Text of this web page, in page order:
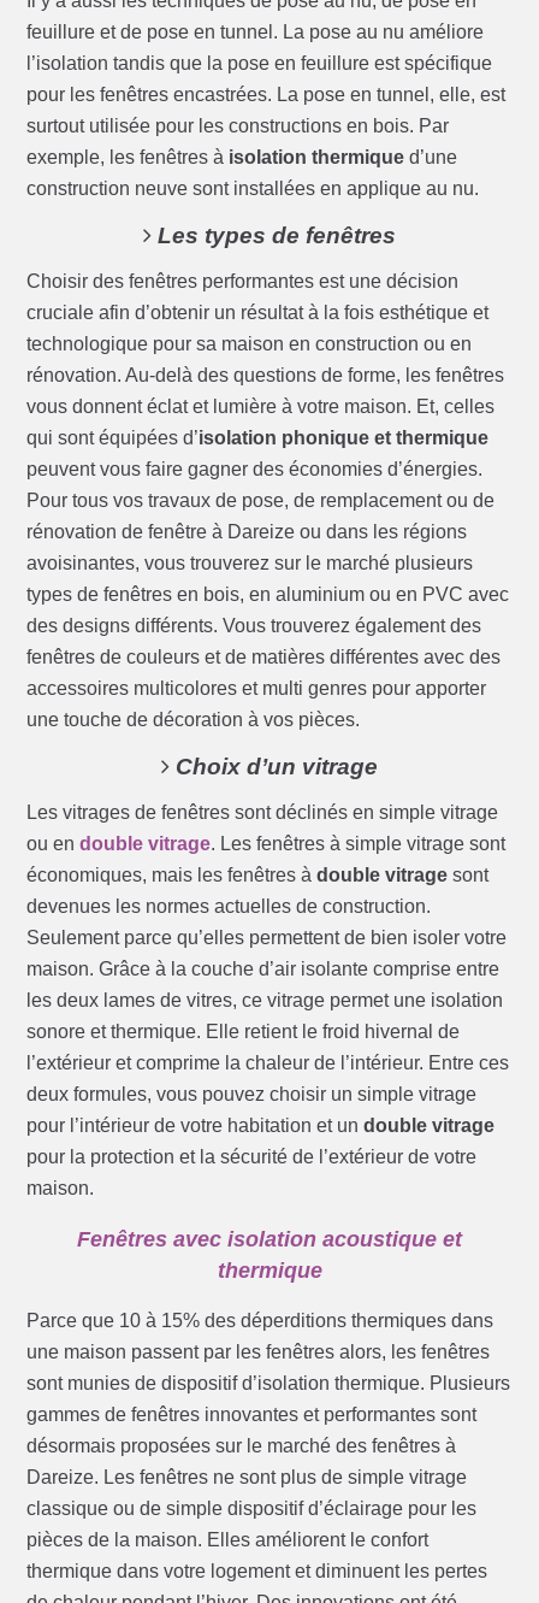
feuillure et de pose en tunnel. La pose au nu améliore
l’isolation tandis que la pose en feuillure est spécifique
pour les fenêtres encastrées. La pose en tunnel, elle, est
surtout utilisée pour les constructions en bois. Par
exemple, les fenêtres à isolation thermique d’une
construction neuve sont installées en applique au nu.
Les types de fenêtres
Choisir des fenêtres performantes est une décision
cruciale afin d’obtenir un résultat à la fois esthétique et
technologique pour sa maison en construction ou en
rénovation. Au-delà des questions de forme, les fenêtres
vous donnent éclat et lumière à votre maison. Et, celles
qui sont équipées d’isolation phonique et thermique
peuvent vous faire gagner des économies d’énergies.
Pour tous vos travaux de pose, de remplacement ou de
rénovation de fenêtre à Dareize ou dans les régions
avoisinantes, vous trouverez sur le marché plusieurs
types de fenêtres en bois, en aluminium ou en PVC avec
des designs différents. Vous trouverez également des
fenêtres de couleurs et de matières différentes avec des
accessoires multicolores et multi genres pour apporter
une touche de décoration à vos pièces.
Choix d’un vitrage
Les vitrages de fenêtres sont déclinés en simple vitrage
ou endouble vitrage. Les fenêtres à simple vitrage sont
économiques, mais les fenêtres àdouble vitrage sont
devenues les normes actuelles de construction.
Seulement parce qu’elles permettent de bien isoler votre
maison. Grâce à la couche d’air isolante comprise entre
les deux lames de vitres, ce vitrage permet une isolation
sonore et thermique. Elle retient le froid hivernal de
l’extérieur et comprime la chaleur de l’intérieur. Entre ces
deux formules, vous pouvez choisir un simple vitrage
pour l’intérieur de votre habitation et undouble vitrage
pour la protection et la sécurité de l’extérieur de votre
maison.
Fenêtres avec isolation acoustique et
thermique
Parce que 10 à 15% des déperditions thermiques dans
une maison passent par les fenêtres alors, les fenêtres
sont munies de dispositif d’isolation thermique. Plusieurs
gammes de fenêtres innovantes et performantes sont
désormais proposées sur le marché des fenêtres à
Dareize. Les fenêtres ne sont plus de simple vitrage
classique ou de simple dispositif d’éclairage pour les
pièces de la maison. Elles améliorent le confort
thermique dans votre logement et diminuent les pertes